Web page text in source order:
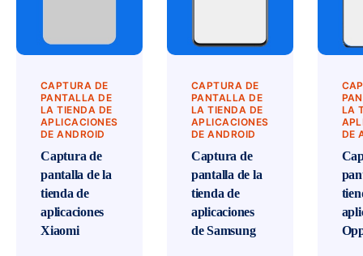
CAPTURA DE
PANTALLA DE
LA TIENDA DE
APLICACIONES
DE ANDROID
Captura de
pantalla de la
tienda de
aplicaciones
Xiaomi
CAPTURA DE
PANTALLA DE
LA TIENDA DE
APLICACIONES
DE ANDROID
Captura de
pantalla de la
tienda de
aplicaciones
de Samsung
LA
DE